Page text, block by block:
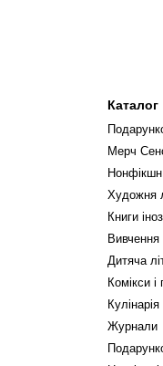
Каталог
Мерч
Нонфікшн
Художня
Книги
Дитяча
Комікси
Кулінарія
Журнали